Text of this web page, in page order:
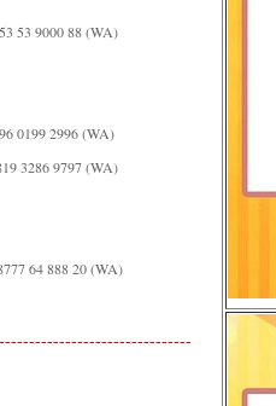
53 9000 88 (WA)
0199 2996 (WA)
3286 9797 (WA)
64 888 20 (WA)